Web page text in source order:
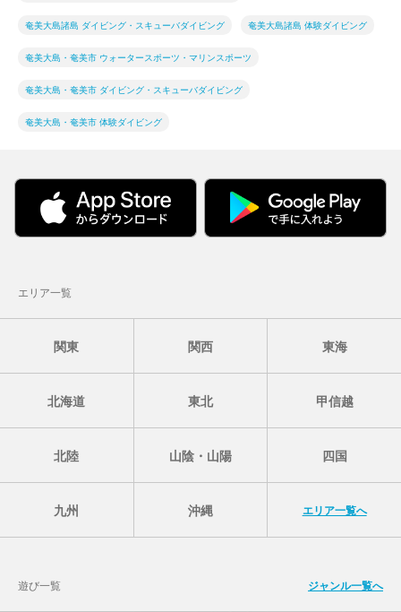
奄美大島諸島 ダイビング・スキューバダイビング 奄美大島諸島 体験ダイビング
奄美大島・奄美市 ウォータースポーツ・マリンスポーツ
奄美大島・奄美市 ダイビング・スキューバダイビング
奄美大島・奄美市 体験ダイビング
エリア一覧
関東 関西 東海
北海道 東北 甲信越
北陸 山陰・山陽 四国
九州 沖縄 エリア一覧へ
遊び一覧 ジャンル一覧へ